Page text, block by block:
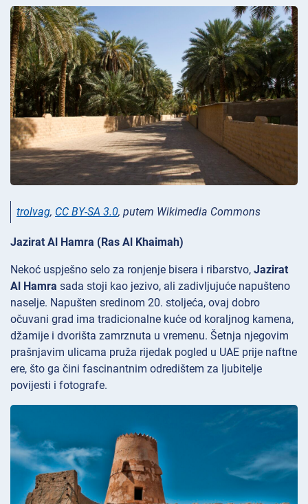
trolvag, CC BY-SA 3.0, putem Wikimedia Commons
Jazirat Al Hamra (Ras Al Khaimah)
Nekoć uspješno selo za ronjenje bisera i ribarstvo, Jazirat
Al Hamra sada stoji kao jezivo, ali zadivljujuće napušteno
naselje. Napušten sredinom 20. stoljeća, ovaj dobro
očuvani grad ima tradicionalne kuće od koraljnog kamena,
džamije i dvorišta zamrznuta u vremenu. Šetnja njegovim
prašnjavim ulicama pruža rijedak pogled u UAE prije naftne
ere, što ga čini fascinantnim odredištem za ljubitelje
povijesti i fotografe.